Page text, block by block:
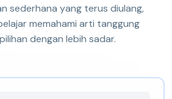
sederhana yang terus diulang,
memahami arti tanggung
dengan lebih sadar.